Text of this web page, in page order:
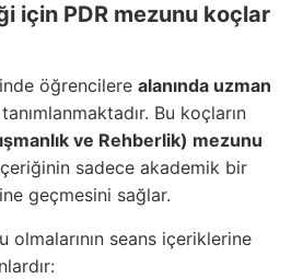
için PDR mezunu koçlar
öğrencilere alanında uzman
Bu koçların
ve Rehberlik) mezunu
sadece akademik bir
geçmesini sağlar.
olmalarının seans içeriklerine